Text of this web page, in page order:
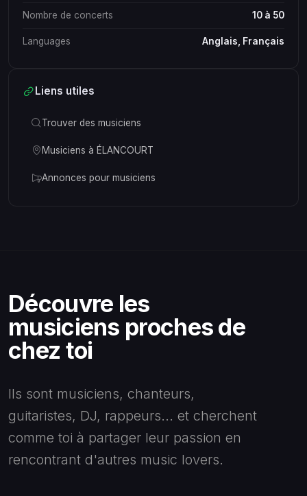
Nombre de concerts 10 à 50
Languages Anglais, Français
Liens utiles
Trouver des musiciens
Musiciens à ÉLANCOURT
Annonces pour musiciens
Découvre les
musiciens proches de
chez toi
Ils sont musiciens, chanteurs,
guitaristes, DJ, rappeurs... et cherchent
comme toi à partager leur passion en
rencontrant d'autres music lovers.